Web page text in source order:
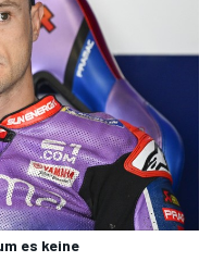
es keine